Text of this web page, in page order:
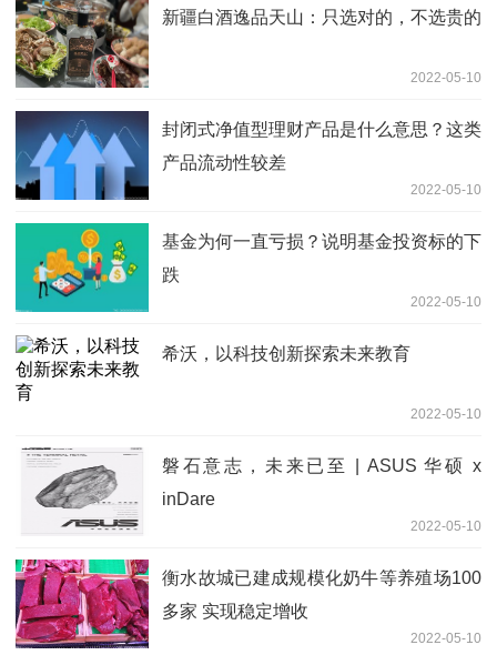
新疆白酒逸品天山：只选对的，不选贵的
2022-05-10
封闭式净值型理财产品是什么意思？这类
产品流动性较差
2022-05-10
基金为何一直亏损？说明基金投资标的下
跌
2022-05-10
希沃，以科技创新探索未来教育
2022-05-10
磐石意志，未来已至 | ASUS 华硕 x
inDare
2022-05-10
衡水故城已建成规模化奶牛等养殖场100
多家 实现稳定增收
2022-05-10